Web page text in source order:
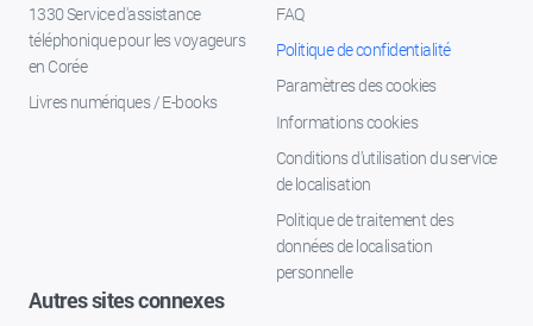
1330 Service d'assistance
téléphonique pour les voyageurs
en Corée
Livres numériques / E-books
FAQ
Politique de confidentialité
Paramètres des cookies
Informations cookies
Conditions d’utilisation du service
de localisation
Politique de traitement des
données de localisation
personnelle
Autres sites connexes